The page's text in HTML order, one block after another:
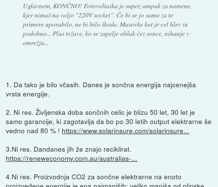
Uglavnem, KONČNO! Fotovoltaika je super, ampak za namene,
kjer nimaš na voljo "220V socket". Če bi se jo samo za te
primere uporabilo, ne bi bilo škode. Masovke kot je cel hlev in
podobno... Plus težave, ko se zapelje oblak čez sonce, nihanje v
omrežju...
1. Da tako je bilo včasih. Danes je sončna energija najcenejša
vrsta energije.
2. Ni res. Življenska doba sončnih celic je blizu 50 let, 30 let je
samo garancije, ki zagotavlja da bo po 30 letih output elektrarne še
vedno nad 80 % ! https://www.solarinsure.com/solarinsure...
3.Ni res. Dandanes jih že znajo reciklirat.
https://reneweconomy.com.au/australias-...
4.Ni res. Proizvodnja CO2 za sončne elektrarne na enoto